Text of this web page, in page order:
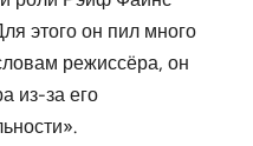
этого он пил много
режиссёра, он
из-за его